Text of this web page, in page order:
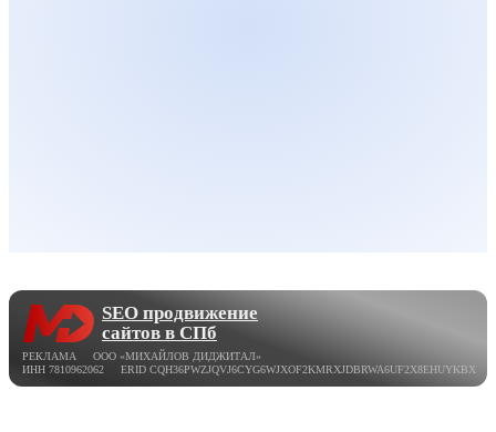
SEO продвижение
сайтов в СПб
РЕКЛАМА ООО «МИХАЙЛОВ ДИДЖИТАЛ»
ИНН 7810962062 ERID CQH36PWZJQVJ6CYG6WJXOF2KMRXJDBRWA6UF2X8EHUYKBX